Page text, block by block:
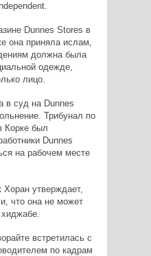
Dunnes Stores в
она приняла ислам,
должна была
одежде,
лицо.
в суд на Dunnes
Трибунал по
Корке был
Dunnes
на рабочем месте
Хоран утверждает,
что она не может
встретилась с
по кадрам